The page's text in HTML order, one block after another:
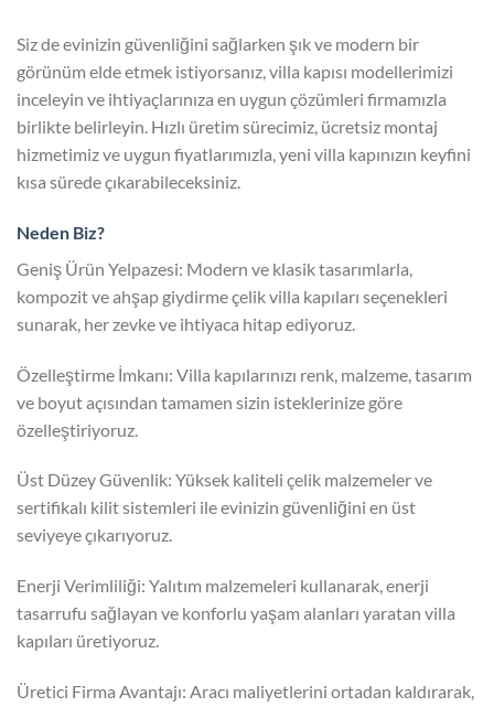
Siz de evinizin güvenliğini sağlarken şık ve modern bir
görünüm elde etmek istiyorsanız, villa kapısı modellerimizi
inceleyin ve ihtiyaçlarınıza en uygun çözümleri firmamızla
birlikte belirleyin. Hızlı üretim sürecimiz, ücretsiz montaj
hizmetimiz ve uygun fiyatlarımızla, yeni villa kapınızın keyfini
kısa sürede çıkarabileceksiniz.
Neden Biz?
Geniş Ürün Yelpazesi: Modern ve klasik tasarımlarla,
kompozit ve ahşap giydirme çelik villa kapıları seçenekleri
sunarak, her zevke ve ihtiyaca hitap ediyoruz.
Özelleştirme İmkanı: Villa kapılarınızı renk, malzeme, tasarım
ve boyut açısından tamamen sizin isteklerinize göre
özelleştiriyoruz.
Üst Düzey Güvenlik: Yüksek kaliteli çelik malzemeler ve
sertifikalı kilit sistemleri ile evinizin güvenliğini en üst
seviyeye çıkarıyoruz.
Enerji Verimliliği: Yalıtım malzemeleri kullanarak, enerji
tasarrufu sağlayan ve konforlu yaşam alanları yaratan villa
kapıları üretiyoruz.
Üretici Firma Avantajı: Aracı maliyetlerini ortadan kaldırarak,